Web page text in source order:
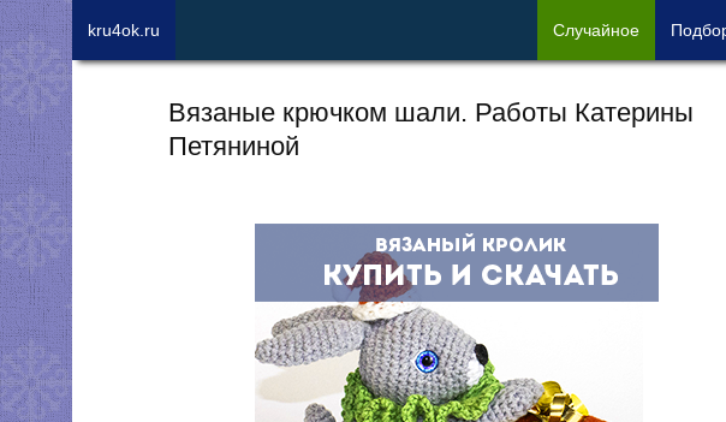
Вязаные крючком шали. Работы Катерины
Петяниной
kru4ok.ru Случайное Под